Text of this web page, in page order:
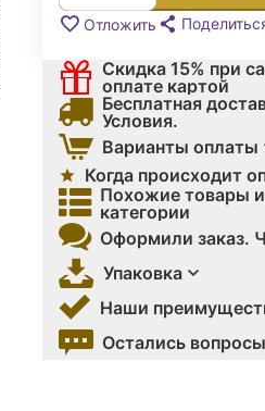
Отложить
Скидка 15% при
оплате картой
Бесплатная
Условия.
Варианты оплаты
Когда происходит
Похожие товары
категории
Оформили заказ.
Упаковка
Наши
Остались